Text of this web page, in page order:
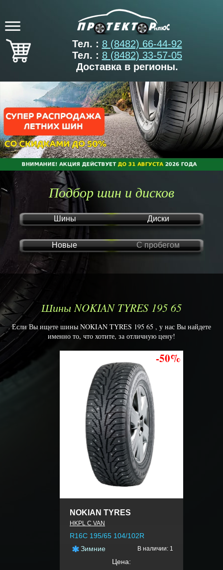
Тел. : 8 (8482) 66-44-92
Тел. : 8 (8482) 33-57-05
Доставка в регионы.
Подбор шин и дисков
Шины Диски
Новые С пробегом
Шины NOKIAN TYRES 195 65
Если Вы ищете шины NOKIAN TYRES 195 65 , у нас Вы найдете
именно то, что хотите, за отличную цену!
-50%
NOKIAN TYRES
HKPL C VAN
R16C 195/65 104/102R
Зимние
В наличии: 1
Цена: